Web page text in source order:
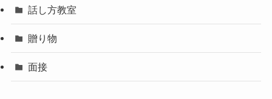
話し方教室
贈り物
面接